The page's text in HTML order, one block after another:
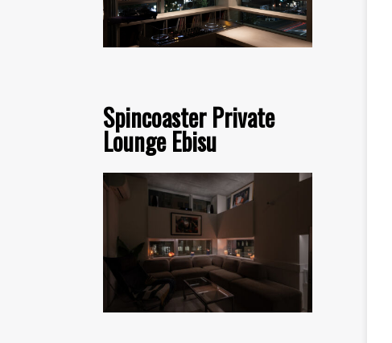
Spincoaster Private
Lounge Ebisu